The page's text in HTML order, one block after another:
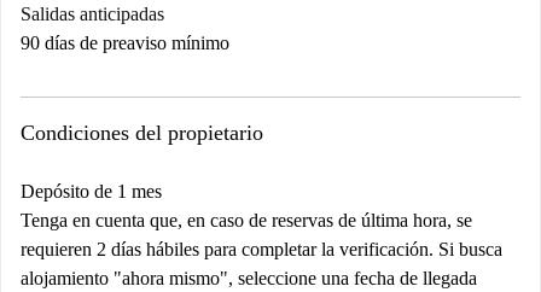
Salidas anticipadas
90 días de preaviso mínimo
Condiciones del propietario
Depósito de 1 mes
Tenga en cuenta que, en caso de reservas de última hora, se
requieren 2 días hábiles para completar la verificación. Si busca
alojamiento "ahora mismo", seleccione una fecha de llegada